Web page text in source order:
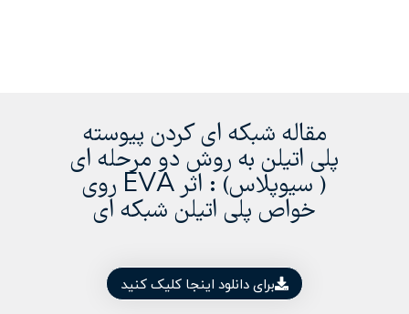
مقاله شبکه ای کردن پیوسته
پلی اتیلن به روش دو مرحله ای
( سیوپلاس) : اثر EVA روی
خواص پلی اتیلن شبکه ای
برای دانلود اینجا کلیک کنید